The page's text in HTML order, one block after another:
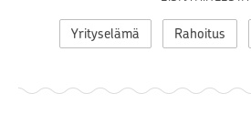
Yrityselämä Rahoitus